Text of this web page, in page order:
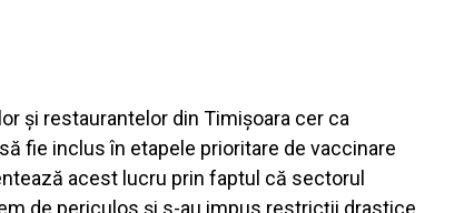
și restaurantelor din Timișoara cer ca
fie inclus în etapele prioritare de vaccinare
acest lucru prin faptul că sectorul
de periculos și s-au impus restricții drastice